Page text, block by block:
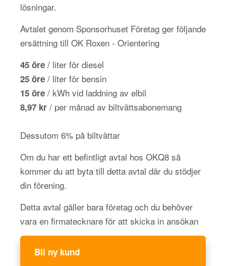
lösningar.
Avtalet genom Sponsorhuset Företag ger följande
ersättning till OK Roxen - Orientering
45 öre / liter för diesel
25 öre / liter för bensin
15 öre / kWh vid laddning av elbil
8,97 kr / per månad av biltvättsabonemang
Dessutom 6% på biltvättar
Om du har ett befintligt avtal hos OKQ8 så
kommer du att byta till detta avtal där du stödjer
din förening.
Detta avtal gäller bara företag och du behöver
vara en firmatecknare för att skicka in ansökan
Bli ny kund